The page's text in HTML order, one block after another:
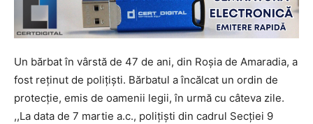
Un bărbat în vârstă de 47 de ani, din Roșia de Amaradia, a
fost reținut de polițiști. Bărbatul a încălcat un ordin de
protecție, emis de oamenii legii, în urmă cu câteva zile.
,,La data de 7 martie a.c., polițiști din cadrul Secţiei 9